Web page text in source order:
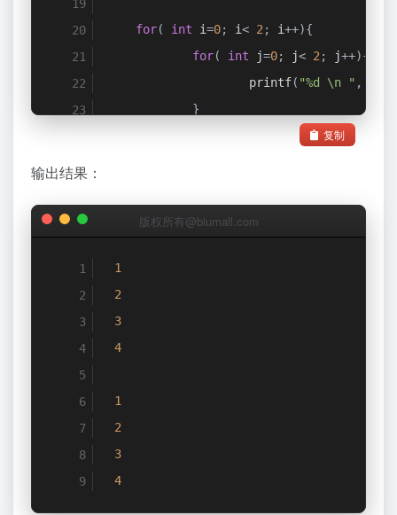
for( int i=0; i< 2; i++){
for( int j=0; j< 2; j++){
                    printf
( "%d \n " ,
}
复制
输出结果：
版权所有@biumall.com
1
2
3
4
1
2
3
4